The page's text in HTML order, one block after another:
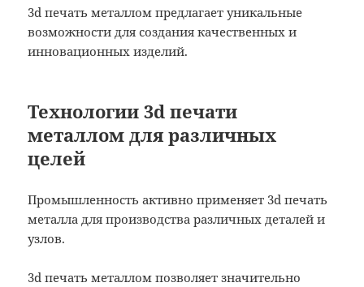
3d печать металлом предлагает уникальные
возможности для создания качественных и
инновационных изделий.
Технологии 3d печати
металлом для различных
целей
Промышленность активно применяет 3d печать
металла для производства различных деталей и
узлов.
3d печать металлом позволяет значительно